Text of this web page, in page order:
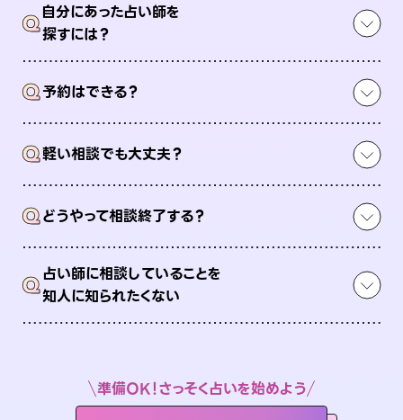
Q自分にあった占い師を
探すには？
Q予約はできる？
Q軽い相談でも大丈夫？
Qどうやって相談終了する？
Q占い師に相談していることを
知人に知られたくない
準備OK！さっそく占いを始めよう